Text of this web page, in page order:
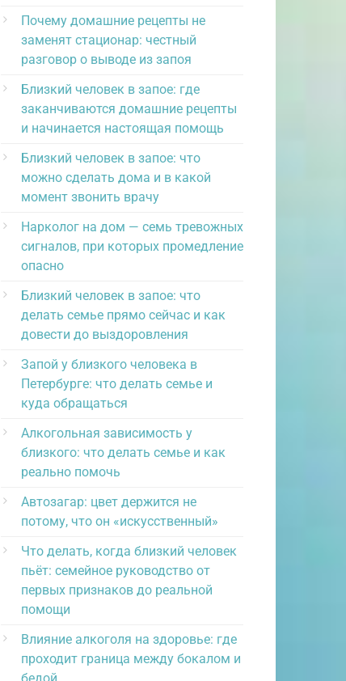
Почему домашние рецепты не
заменят стационар: честный
разговор о выводе из запоя
Близкий человек в запое: где
заканчиваются домашние рецепты
и начинается настоящая помощь
Близкий человек в запое: что
можно сделать дома и в какой
момент звонить врачу
Нарколог на дом — семь тревожных
сигналов, при которых промедление
опасно
Близкий человек в запое: что
делать семье прямо сейчас и как
довести до выздоровления
Запой у близкого человека в
Петербурге: что делать семье и
куда обращаться
Алкогольная зависимость у
близкого: что делать семье и как
реально помочь
Автозагар: цвет держится не
потому, что он «искусственный»
Что делать, когда близкий человек
пьёт: семейное руководство от
первых признаков до реальной
помощи
Влияние алкоголя на здоровье: где
проходит граница между бокалом и